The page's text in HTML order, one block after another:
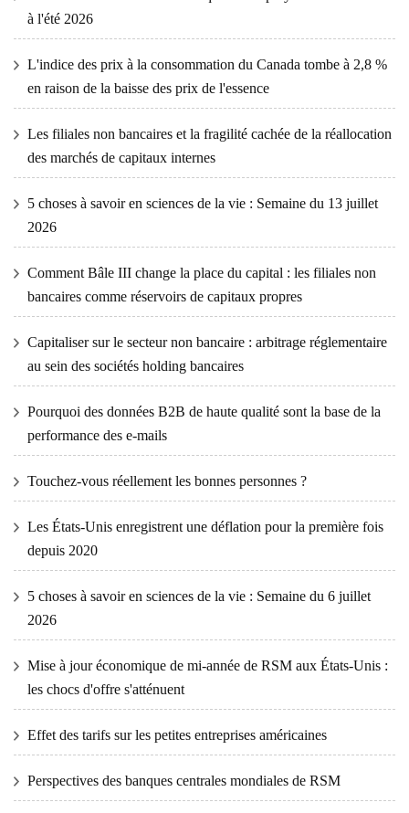
à l'été 2026
L'indice des prix à la consommation du Canada tombe à 2,8 %
en raison de la baisse des prix de l'essence
Les filiales non bancaires et la fragilité cachée de la réallocation
des marchés de capitaux internes
5 choses à savoir en sciences de la vie : Semaine du 13 juillet
2026
Comment Bâle III change la place du capital : les filiales non
bancaires comme réservoirs de capitaux propres
Capitaliser sur le secteur non bancaire : arbitrage réglementaire
au sein des sociétés holding bancaires
Pourquoi des données B2B de haute qualité sont la base de la
performance des e-mails
Touchez-vous réellement les bonnes personnes ?
Les États-Unis enregistrent une déflation pour la première fois
depuis 2020
5 choses à savoir en sciences de la vie : Semaine du 6 juillet
2026
Mise à jour économique de mi-année de RSM aux États-Unis :
les chocs d'offre s'atténuent
Effet des tarifs sur les petites entreprises américaines
Perspectives des banques centrales mondiales de RSM